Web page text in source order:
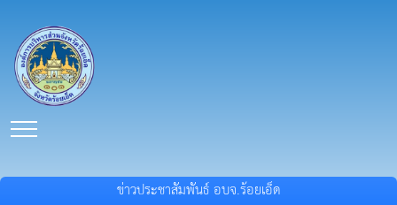
ข่าวประชาสัมพันธ์ อบจ.ร้อยเอ็ด